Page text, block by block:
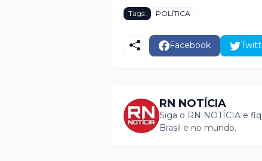
Tags: POLÍTICA
Facebook
RN NOTÍCIA
Siga o RN NOTÍCIA e
Brasil e no mundo.